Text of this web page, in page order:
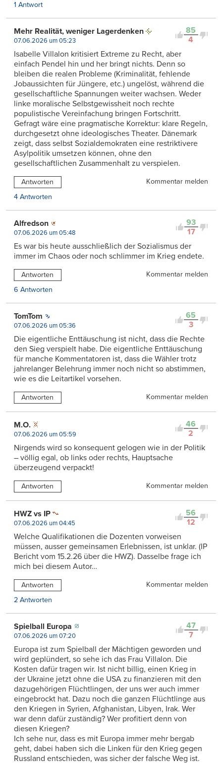
1 Antwort
85
4
Mehr Realität, weniger Lagerdenken
07.06.2026 um 05:23
Isabelle Villalon kritisiert Extreme zu Recht, aber
einfach Pendel hin und her bringt nichts. Denn so
bleiben die realen Probleme (Kriminalität, fehlende
Jobaussichten für Jüngere, etc.) ungelöst, während die
gesellschaftliche Spannungen weiter wachsen. Weder
linke moralische Selbstgewissheit noch rechte
populistische Vereinfachung bringen Fortschritt.
Gefragt wäre eine pragmatische Korrektur: klare Regeln,
durchgesetzt ohne ideologisches Theater. Dänemark
zeigt, dass selbst Sozialdemokraten eine restriktivere
Asylpolitik umsetzen können, ohne den
gesellschaftlichen Zusammenhalt zu verspielen.
Antworten
Kommentar melden
4 Antworten
93
17
Alfredson
07.06.2026 um 05:48
Es war bis heute ausschließlich der Sozialismus der
immer im Chaos oder noch schlimmer im Krieg endete.
Antworten
Kommentar melden
6 Antworten
65
3
TomTom
07.06.2026 um 05:36
Die eigentliche Enttäuschung ist nicht, dass die Rechte
den Sieg verspielt habe. Die eigentliche Enttäuschung
für manche Kommentatoren ist, dass die Wähler trotz
jahrelanger Belehrung immer noch nicht so abstimmen,
wie es die Leitartikel vorsehen.
Antworten Kommentar melden
46
2
M.O.
07.06.2026 um 05:59
Nirgends wird so konsequent gelogen wie in der Politik
– völlig egal, ob links oder rechts, Hauptsache
überzeugend verpackt!
Antworten Kommentar melden
56
12
HWZ vs IP
07.06.2026 um 04:45
Welche Qualifikationen die Dozenten vorweisen
müssen, ausser gemeinsamen Erlebnissen, ist unklar. (IP
Bericht vom 15.2.26 über die HWZ). Dasselbe frage ich
mich bei diesem Autor…
Antworten
Kommentar melden
2 Antworten
47
7
Spielball Europa
07.06.2026 um 07:20
Europa ist zum Spielball der Mächtigen geworden und
wird geplündert, so sehe ich das Frau Villalon. Die
Kosten dafür tragen wir. Ist nicht billig, einen Krieg in
der Ukraine jetzt ohne die USA zu finanzieren mit den
dazugehörigen Flüchtlingen, der uns wer auch immer
eingebrockt hat. Dazu noch die ganzen Flüchtlinge aus
den Kriegen in Syrien, Afghanistan, Libyen, Irak. Wer
war denn dafür zuständig? Wer profitiert denn von
diesen Kriegen?
Ich sehe nur, dass es mit Europa immer mehr bergab
geht, dabei haben sich die Linken für den Krieg gegen
Russland entschieden, was sicher der falsche Weg ist.